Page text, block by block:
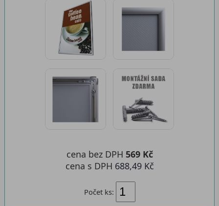
Počet ks:
cena bez DPH 569 Kč
cena s DPH 688,49 Kč